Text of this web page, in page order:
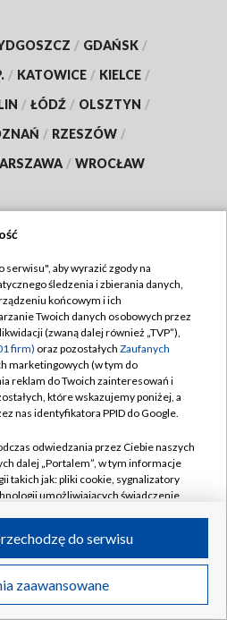
/ GDAŃSK /
/ KATOWICE / KIELCE /
/ ŁÓDŹ / OLSZTYN /
/ RZESZÓW /
/ WROCŁAW
TVP
TVP
prywatności
zgody
Pomoc
Kontakt
Kanały
Polska S.A. w likwidacji
aby wyrazić zgody na
śledzenia i zbierania danych,
końcowym i ich
Twoich danych osobowych przez
(zwaną dalej również „TVP”),
firm) oraz pozostałych Zaufanych
marketingowych (w tym do
reklam do Twoich zainteresowań i
które wskazujemy poniżej, a
nas identyfikatora PPID do Google.
odwiedzania przez Ciebie naszych
dalej „Portalem”, w tym informacje
takich jak: pliki cookie, sygnalizatory
umożliwiających świadczenie
odwiedzania przez Ciebie
takie jak adresy IP, identyfikatory
zaawansowane
do serwisu